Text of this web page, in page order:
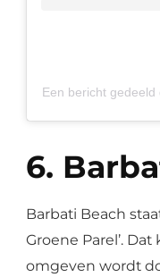
Een bericht gedeeld
6.
Barbati Beach
Groene Parel’.
omgeven wordt